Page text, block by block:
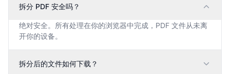
拆分 PDF 安全吗？
绝对安全。所有处理在你的浏览器中完成，PDF 文件从未离
开你的设备。
拆分后的文件如何下载？